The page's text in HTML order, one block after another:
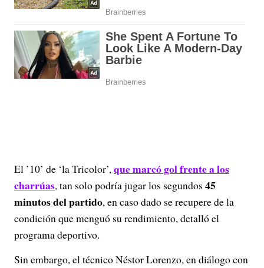
El ’10’ de ‘la Tricolor’,que marcó gol frente a los
charrúas, tan solo podría jugar los segundos 45
minutos del partido, en caso dado se recupere de la
condición que menguó su rendimiento, detalló el
programa deportivo.
Sin embargo, el técnico Néstor Lorenzo, en diálogo con